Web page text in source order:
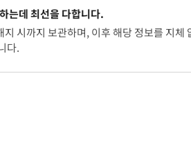
는데 최선을 다합니다.
시까지 보관하며, 이후 해당 정보를 지체
다.